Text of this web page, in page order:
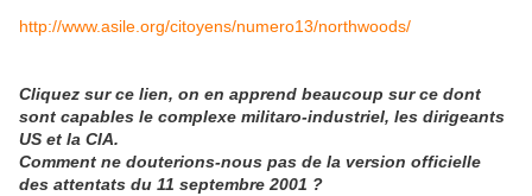
http://www.asile.org/citoyens/numero13/northwoods/
Cliquez sur ce lien, on en apprend beaucoup sur ce dont
sont capables le complexe militaro-industriel, les dirigeants
US et la CIA.
Comment ne douterions-nous pas de la version officielle
des attentats du 11 septembre 2001 ?